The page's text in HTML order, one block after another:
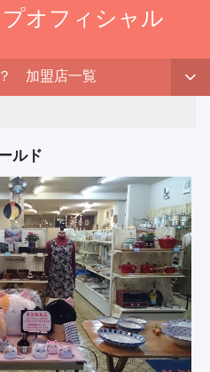
オフィシャル
加盟店一覧
ルド